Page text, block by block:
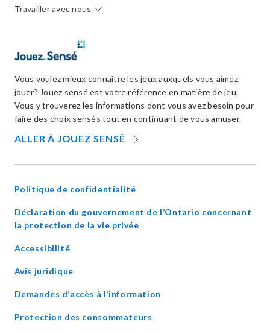
Travailler avec nous
Vous voulez mieux connaître les jeux auxquels vous aimez
jouer? Jouez sensé est votre référence en matière de jeu.
Vous y trouverez les informations dont vous avez besoin pour
faire des choix sensés tout en continuant de vous amuser.
ALLER À JOUEZ SENSÉ
NEW
Politique de confidentialité
Déclaration du gouvernement de l’Ontario concernant
la protection de la vie privéeopens
Accessibilité
Avis juridique
Demandes d’accès à l’information
Protection des consommateurs